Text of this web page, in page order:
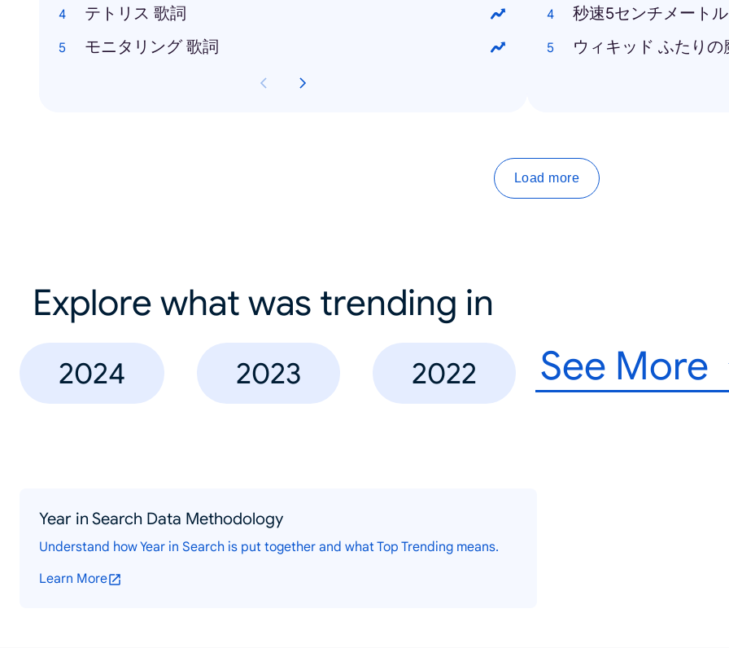
テトリス 歌詞
モニタリング 歌詞
秒速5センチメートル
ウィキッド ふたりの
Load more
Explore what was trending in
2024 2023 2022 See More
Year in Search Data Methodology
Understand how Year in Search is put together and what Top Trending means.
Learn More